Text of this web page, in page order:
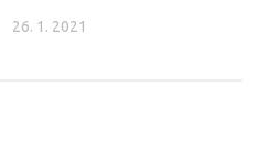
26. 1. 2021